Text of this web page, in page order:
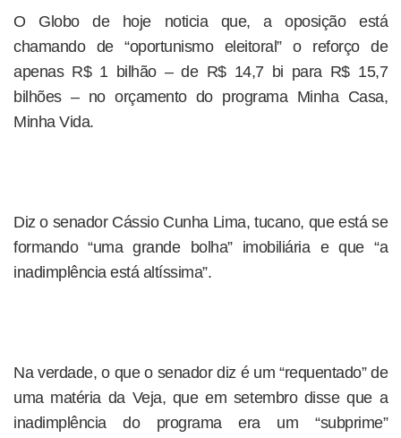
O Globo de hoje noticia que, a oposição está
chamando de “oportunismo eleitoral” o reforço de
apenas R$ 1 bilhão – de R$ 14,7 bi para R$ 15,7
bilhões – no orçamento do programa Minha Casa,
Minha Vida.
Diz o senador Cássio Cunha Lima, tucano, que está se
formando “uma grande bolha” imobiliária e que “a
inadimplência está altíssima”.
Na verdade, o que o senador diz é um “requentado” de
uma matéria da Veja, que em setembro disse que a
inadimplência do programa era um “subprime”